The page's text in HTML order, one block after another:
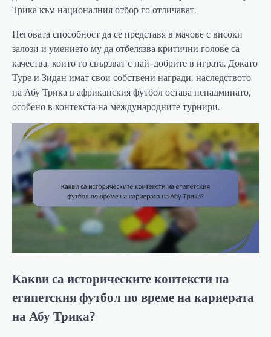
Трика към националния отбор го отличават.
Неговата способност да се представя в мачове с високи
залози и умението му да отбелязва критични голове са
качества, които го свързват с най-добрите в играта. Докато
Туре и Зидан имат свои собствени награди, наследството
на Абу Трика в африканския футбол остава ненадминато,
особено в контекста на международните турнири.
Какви са историческите контексти на
египетския футбол по време на кариерата
на Абу Трика?